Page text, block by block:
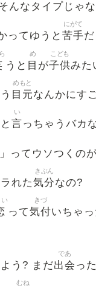
んなタイプじゃ
ってゆうと 苦手
にがて
うと 目
め
が子供
こども
みた
目元
めもと
なんかにす
言
い
っちゃうバカ
ってウソつくのが
れた気分
きぶん
なの?
い
って気付
きづ
いちゃ
う? まだ出会
であ
っ
むね